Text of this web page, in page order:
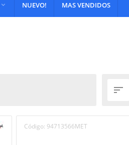
 NUEVO! MAS VENDIDOS

Código: 94713566MET